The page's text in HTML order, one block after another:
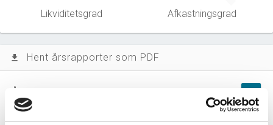
Likviditetsgrad Afkastningsgrad
file_download Hent årsrapporter som PDF